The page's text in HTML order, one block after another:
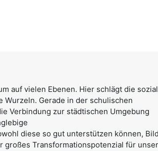
auf vielen Ebenen. Hier schlägt die
Gerade in der schulischen
Verbindung zur städtischen Umgebung
diese so gut unterstützen können,
großes Transformationspotenzial für